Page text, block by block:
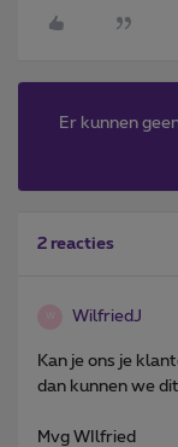
Er kunnen
2 reacties
WilfriedJ
Kan je ons je
dan kunnen we
Mvg WIlfried